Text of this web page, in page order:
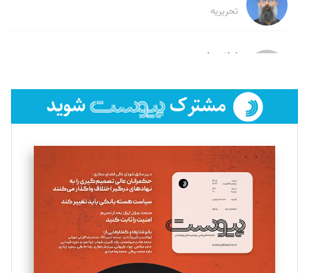
تحریریه
لیلا حنارود
فائزه فتحی رستمی
تحریریه
سروش کرمیان
تحریریه
مینا پاکدل